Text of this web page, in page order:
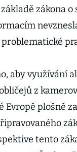
zákona o
aby využívání
z
Evropě plošně
tento